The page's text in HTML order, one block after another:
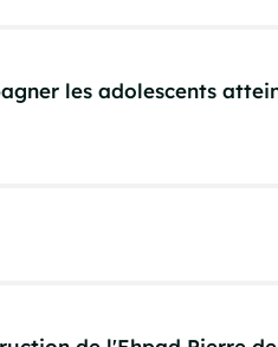
les adolescents